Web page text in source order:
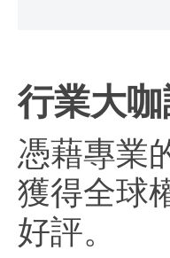
行業大
憑藉專業
獲得全球
好評。